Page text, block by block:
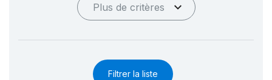
Plus de critères
Filtrer la liste